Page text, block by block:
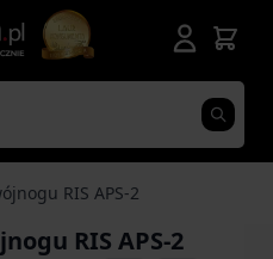
RIS APS-2
RIS APS-2